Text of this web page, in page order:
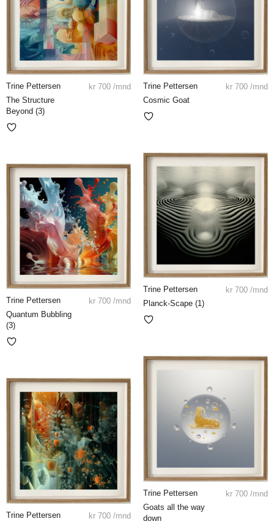
Trine Pettersen
The Structure
Beyond (3)
kr 700 /mnd
Trine Pettersen
Cosmic Goat
kr 700 /mnd
Trine Pettersen
Planck-Scape (1)
kr 700 /mnd
Trine Pettersen
Quantum Bubbling
(3)
kr 700 /mnd
Trine Pettersen
Goats all the way
down
kr 700 /mnd
Trine Pettersen
kr 700 /mnd